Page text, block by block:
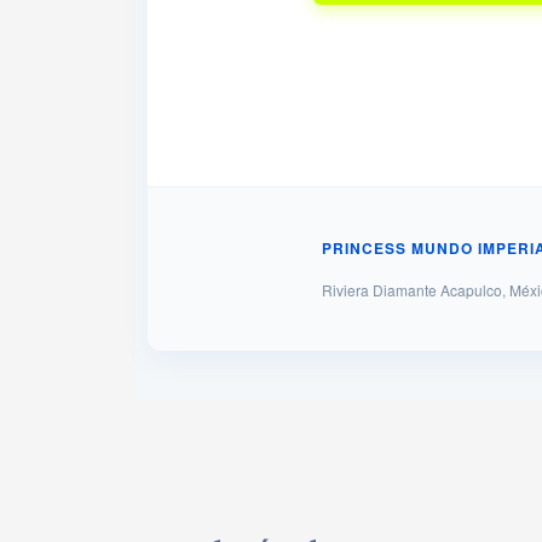
PRINCESS MUNDO
Riviera Diamante Acapulco,